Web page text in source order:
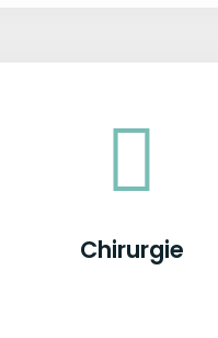
Chirurgie